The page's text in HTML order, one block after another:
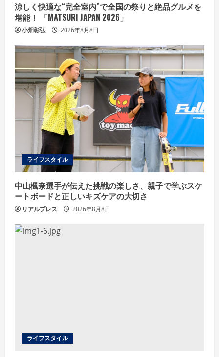
涼しく快適な“完全室内”で全国の祭りと絶品グルメを
堪能！ 「MATSURI JAPAN 2026」
小畑彰弘 2026年8月8日
ライフスタイル
中山楓奈選手が伝えた挑戦の楽しさ、親子で学ぶスケ
ートボードと正しいキズケアの大切さ
リアルプレス 2026年8月8日
ライフスタイル